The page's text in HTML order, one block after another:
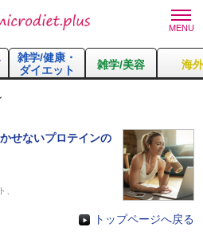
雑学/健康・
ダイエット
雑学/美容 海
せないプロテインの
トップページへ戻る